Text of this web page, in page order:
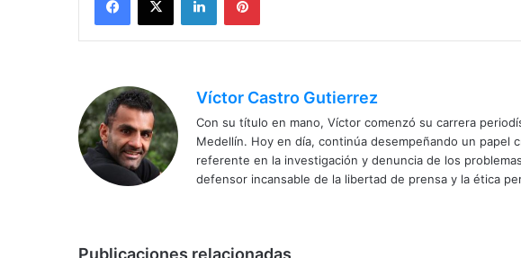
Víctor Castro Gutierrez
Con su título en mano, Víctor comenzó su carrera
Medellín. Hoy en día, continúa desempeñando un papel
referente en la investigación y denuncia de los
defensor incansable de la libertad de prensa y la ética
Publicaciones relacionadas